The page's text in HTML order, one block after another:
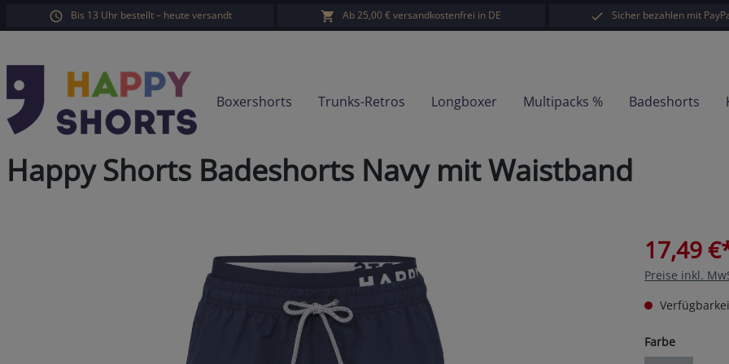
Zur Hauptnavigation springen
Bis 13 Uhr bestellt – heute versandt Ab 25,00 € versandkostenfrei in DE Sicher bezahlen mit
Boxershorts Trunks-Retros Longboxer Multipacks % Badeshorts
Happy Shorts Badeshorts Navy mit Waistband
17,49
Preise inkl.
Farbeauswählen